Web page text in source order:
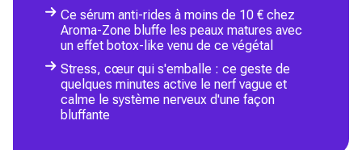
Ce sérum anti-rides à moins de 10 € chez
Aroma-Zone bluffe les peaux matures avec
un effet botox-like venu de ce végétal
Stress, cœur qui s'emballe : ce geste de
quelques minutes active le nerf vague et
calme le système nerveux d'une façon
bluffante